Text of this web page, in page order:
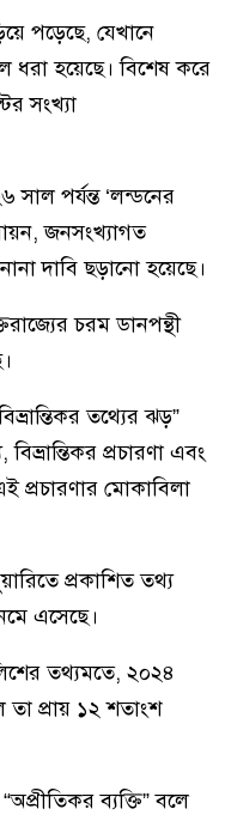
পড়েছে, যেখানে
ধরা হয়েছে। বিশেষ করে
সংখ্যা
সাল পর্যন্ত ‘লন্ডনের
জনসংখ্যাগত
দাবি ছড়ানো হয়েছে।
চরম ডানপন্থী
তথ্যের ঝড়”
প্রচারণা এবং
প্রচারণার মোকাবিলা
প্রকাশিত তথ্য
এসেছে।
তথ্যমতে, ২০২৪
প্রায় ১২ শতাংশ
ব্যক্তি” বলে